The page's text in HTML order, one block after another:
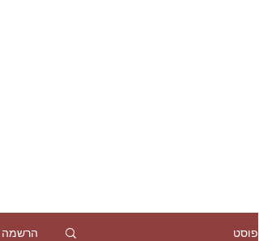
פוסט הרשמה